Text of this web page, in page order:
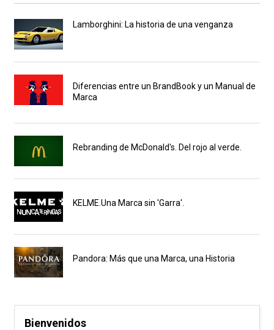
Lamborghini: La historia de una venganza
Diferencias entre un BrandBook y un Manual de
Marca
Rebranding de McDonald's. Del rojo al verde.
KELME.Una Marca sin 'Garra'.
Pandora: Más que una Marca, una Historia
Bienvenidos